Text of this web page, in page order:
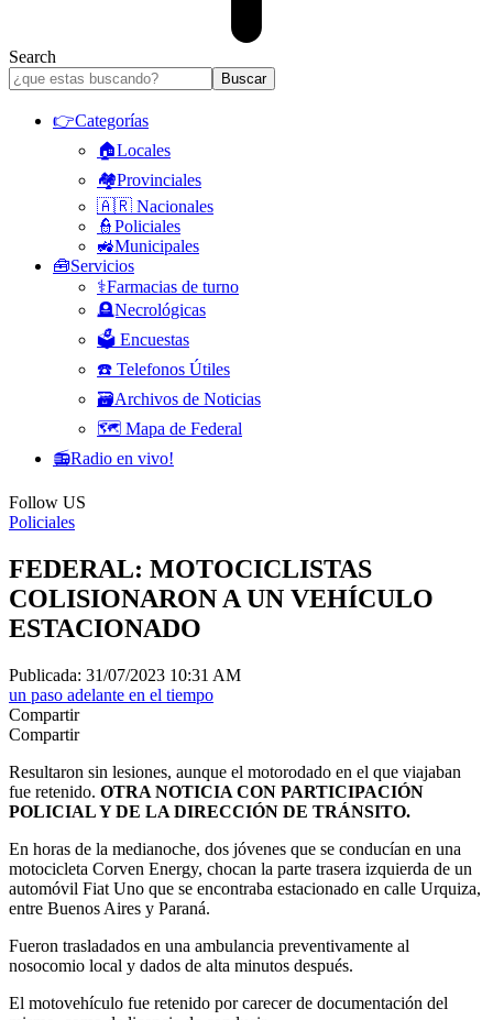
Search
👉Categorías
🏠Locales
🏘️Provinciales
🇦🇷 Nacionales
👮Policiales
🚜Municipales
🧰Servicios
⚕️Farmacias de turno
🪦Necrológicas
🗳️ Encuestas
☎️ Telefonos Útiles
🗃️Archivos de Noticias
🗺️ Mapa de Federal
📻Radio en vivo!
Follow US
Policiales
FEDERAL: MOTOCICLISTAS
COLISIONARON A UN VEHÍCULO
ESTACIONADO
Publicada: 31/07/2023 10:31 AM
un paso adelante en el tiempo
Compartir
Compartir
Resultaron sin lesiones, aunque el motorodado en el que viajaban
fue retenido. OTRA NOTICIA CON PARTICIPACIÓN
POLICIAL Y DE LA DIRECCIÓN DE TRÁNSITO.
En horas de la medianoche, dos jóvenes que se conducían en una
motocicleta Corven Energy, chocan la parte trasera izquierda de un
automóvil Fiat Uno que se encontraba estacionado en calle Urquiza,
entre Buenos Aires y Paraná.
Fueron trasladados en una ambulancia preventivamente al
nosocomio local y dados de alta minutos después.
El motovehículo fue retenido por carecer de documentación del